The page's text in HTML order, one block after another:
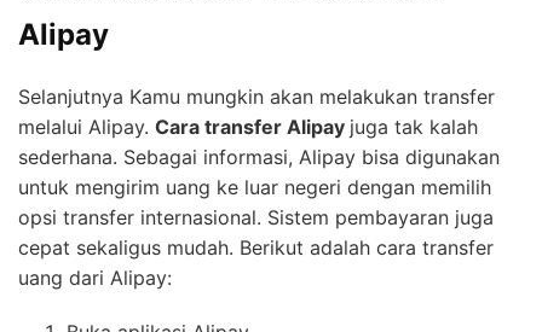
Alipay
Selanjutnya Kamu mungkin akan melakukan transfer
melalui Alipay. Cara transfer Alipay juga tak kalah
sederhana. Sebagai informasi, Alipay bisa digunakan
untuk mengirim uang ke luar negeri dengan memilih
opsi transfer internasional. Sistem pembayaran juga
cepat sekaligus mudah. Berikut adalah cara transfer
uang dari Alipay: